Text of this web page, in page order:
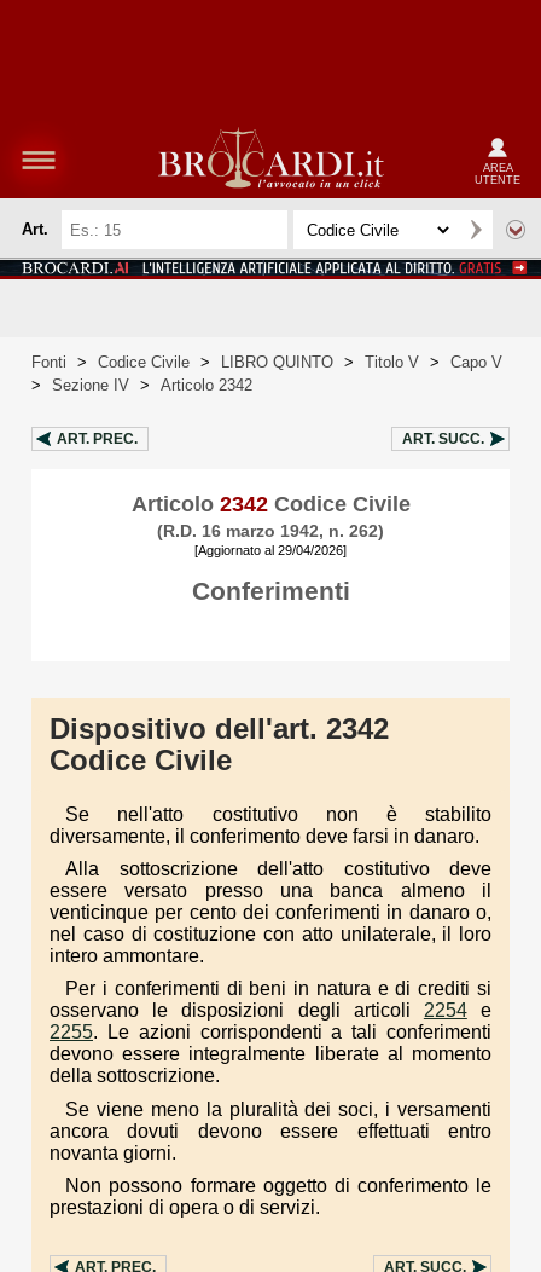
AREA
UTENTE
Art.
Fonti > Codice Civile > LIBRO QUINTO > Titolo V >
Capo V
>
Sezione IV > Articolo 2342
ART. PREC. ART. SUCC.
Articolo 2342Codice Civile
(R.D. 16 marzo 1942, n. 262)
[Aggiornato al 29/04/2026]
Conferimenti
Dispositivo dell'art. 2342
Codice Civile
Se nell'atto costitutivo non è stabilito
diversamente, il conferimento deve farsi in danaro.
Alla sottoscrizione dell'atto costitutivo deve
essere versato presso una banca almeno il
venticinque per cento dei conferimenti in danaro o,
nel caso di costituzione con atto unilaterale, il loro
intero ammontare.
Per i conferimenti di beni in natura e di crediti si
osservano le disposizioni degli articoli 2254e
2255. Le azioni corrispondenti a tali conferimenti
devono essere integralmente liberate al momento
della sottoscrizione.
Se viene meno la pluralità dei soci, i versamenti
ancora dovuti devono essere effettuati entro
novanta giorni.
Non possono formare oggetto di conferimento le
prestazioni di opera o di servizi.
ART. PREC. ART. SUCC.